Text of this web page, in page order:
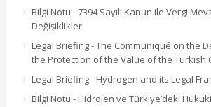
Bilgi Notu - 7394 Sayılı Kanun ile Vergi
Değişiklikler
Legal Briefing - The Communiqué on the
the Protection of the Value of the Turkish
Legal Briefing - Hydrogen and its Legal
Bilgi Notu - Hidrojen ve Türkiye’deki Hukuki